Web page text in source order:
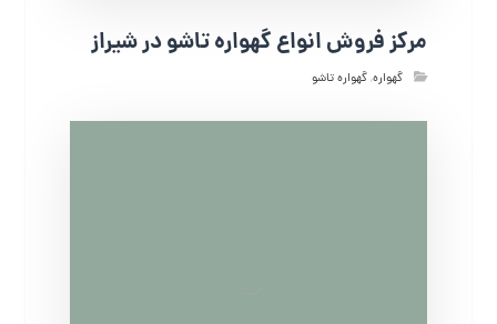
مرکز فروش انواع گهواره تاشو در شیراز
گهواره,گهواره تاشو